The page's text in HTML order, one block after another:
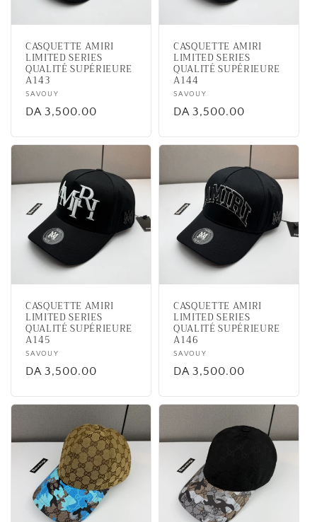
CASQUETTE AMIRI
LIMITED SERIES
QUALITÉ SUPÉRIEURE
A143
Vendor:
SAVOUY
Regular
DA 3,500.00
CASQUETTE AMIRI
LIMITED SERIES
QUALITÉ SUPÉRIEURE
A144
Vendor:
SAVOUY
Regular
DA 3,500.00
CASQUETTE AMIRI
LIMITED SERIES
QUALITÉ SUPÉRIEURE
A145
Vendor:
SAVOUY
Regular
DA 3,500.00
CASQUETTE AMIRI
LIMITED SERIES
QUALITÉ SUPÉRIEURE
A146
Vendor:
SAVOUY
Regular
DA 3,500.00